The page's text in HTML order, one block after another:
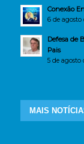
Conexão
6 de agosto
Defesa de
Pais
5 de agosto
MAIS